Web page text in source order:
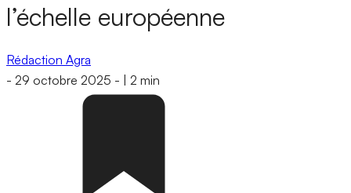
l’échelle européenne
Rédaction Agra
- 29 octobre 2025 - 2 min